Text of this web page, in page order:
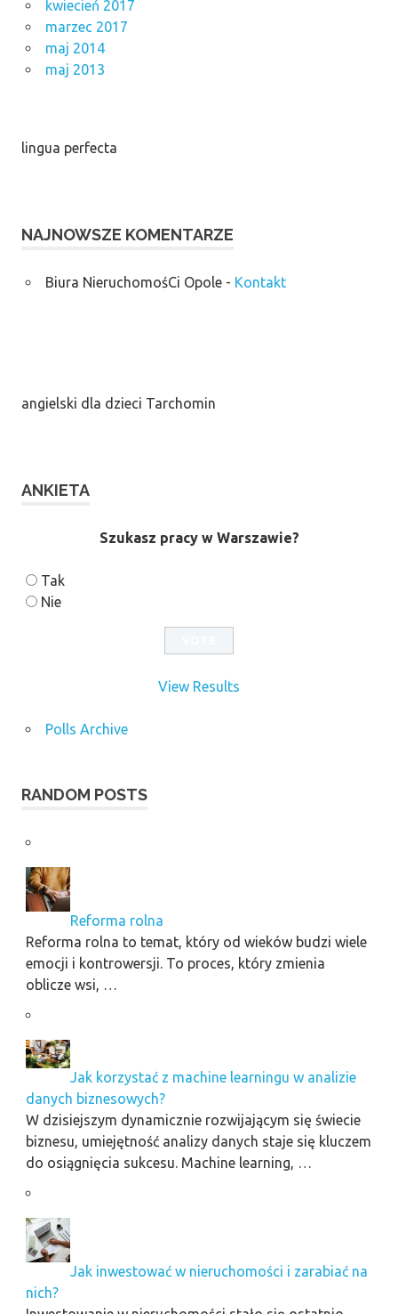
kwiecień 2017
marzec 2017
maj 2014
maj 2013
lingua perfecta
NAJNOWSZE KOMENTARZE
Biura NieruchomośCi Opole- Kontakt
angielski dla dzieci Tarchomin
ANKIETA
Szukasz pracy w Warszawie?
Tak
Nie
View Results
Polls Archive
RANDOM POSTS
Reforma rolna
Reforma rolna to temat, który od wieków budzi wiele
emocji i kontrowersji. To proces, który zmienia
oblicze wsi, …
Jak korzystać z machine learningu w analizie
danych biznesowych?
W dzisiejszym dynamicznie rozwijającym się świecie
biznesu, umiejętność analizy danych staje się kluczem
do osiągnięcia sukcesu. Machine learning, …
Jak inwestować w nieruchomości i zarabiać na
nich?